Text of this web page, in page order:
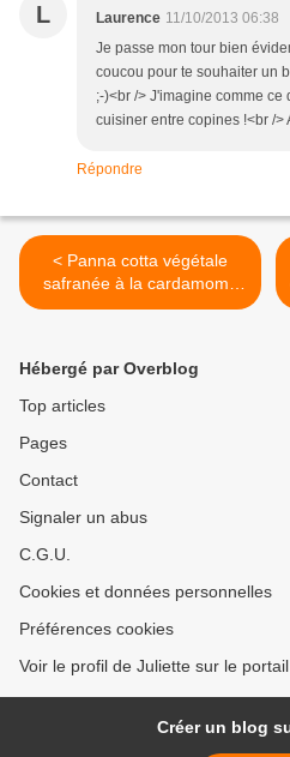
L Laurence 11/10/2013 06:38
Je passe mon tour bien
coucou pour te souhaiter un
;-)<br /> J'imagine comme
cuisiner entre copines !<br />
Répondre
< Panna cotta végétale
safranée à la cardamome
et à l’amande
Hébergé par Overblog
Top articles
Pages
Contact
Signaler un abus
C.G.U.
Cookies et données personnelles
Préférences cookies
Voir le profil de Juliette sur le
Créer un blog